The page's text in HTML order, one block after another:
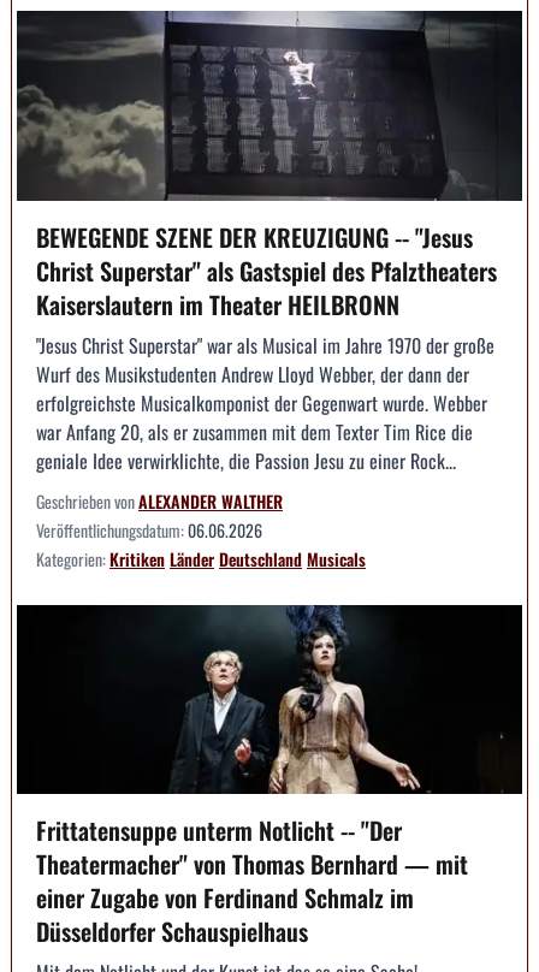
BEWEGENDE SZENE DER KREUZIGUNG -- "Jesus
Christ Superstar" als Gastspiel des Pfalztheaters
Kaiserslautern im Theater HEILBRONN
"Jesus Christ Superstar" war als Musical im Jahre 1970 der große
Wurf des Musikstudenten Andrew Lloyd Webber, der dann der
erfolgreichste Musicalkomponist der Gegenwart wurde. Webber
war Anfang 20, als er zusammen mit dem Texter Tim Rice die
geniale Idee verwirklichte, die Passion Jesu zu einer Rock...
Geschrieben vonALEXANDER WALTHER
Veröffentlichungsdatum:06.06.2026
Kategorien:KritikenLänderDeutschlandMusicals
Frittatensuppe unterm Notlicht -- "Der
Theatermacher" von Thomas Bernhard — mit
einer Zugabe von Ferdinand Schmalz im
Düsseldorfer Schauspielhaus